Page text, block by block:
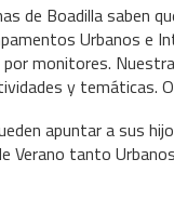
de Boadilla saben
Urbanos e
monitores.
y temáticas.
apuntar a sus
Verano tanto